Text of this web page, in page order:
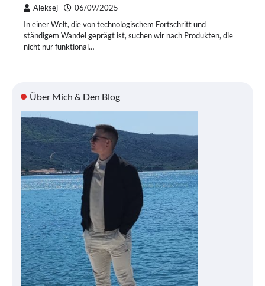
Aleksej 06/09/2025
In einer Welt, die von technologischem Fortschritt und
ständigem Wandel geprägt ist, suchen wir nach Produkten, die
nicht nur funktional…
Über Mich & Den Blog